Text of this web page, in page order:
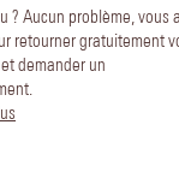
? Aucun problème, vous
retourner gratuitement
demander un